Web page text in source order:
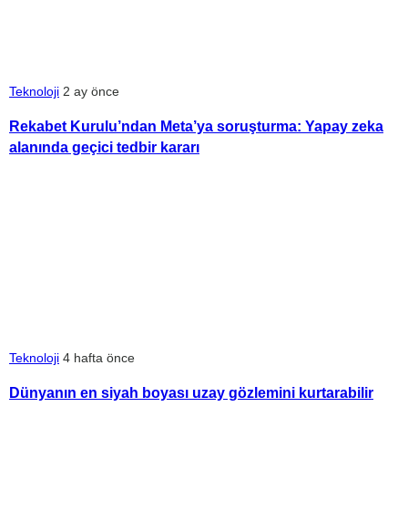
Teknoloji 2 ay önce
Rekabet Kurulu’ndan Meta’ya soruşturma: Yapay zeka
alanında geçici tedbir kararı
Teknoloji 4 hafta önce
Dünyanın en siyah boyası uzay gözlemini kurtarabilir